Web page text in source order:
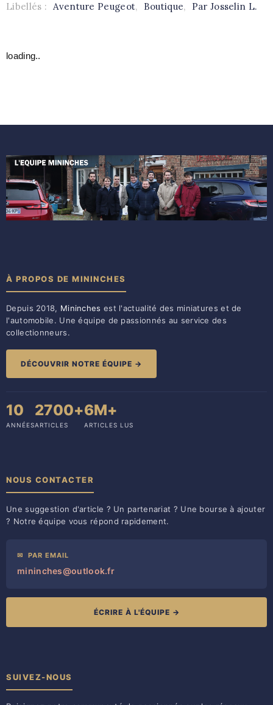
Libellés : Aventure Peugeot, Boutique, Par Josselin L.
loading..
À PROPOS DE MININCHES
Depuis 2018, Mininches est l'actualité des miniatures et de
l'automobile. Une équipe de passionnés au service des
collectionneurs.
DÉCOUVRIR NOTRE ÉQUIPE →
10
ANNÉES
2700+
ARTICLES
6M+
ARTICLES LUS
NOUS CONTACTER
Une suggestion d'article ? Un partenariat ? Une bourse à ajouter
? Notre équipe vous répond rapidement.
✉ PAR EMAIL
mininches@outlook.fr
ÉCRIRE À L'ÉQUIPE →
SUIVEZ-NOUS